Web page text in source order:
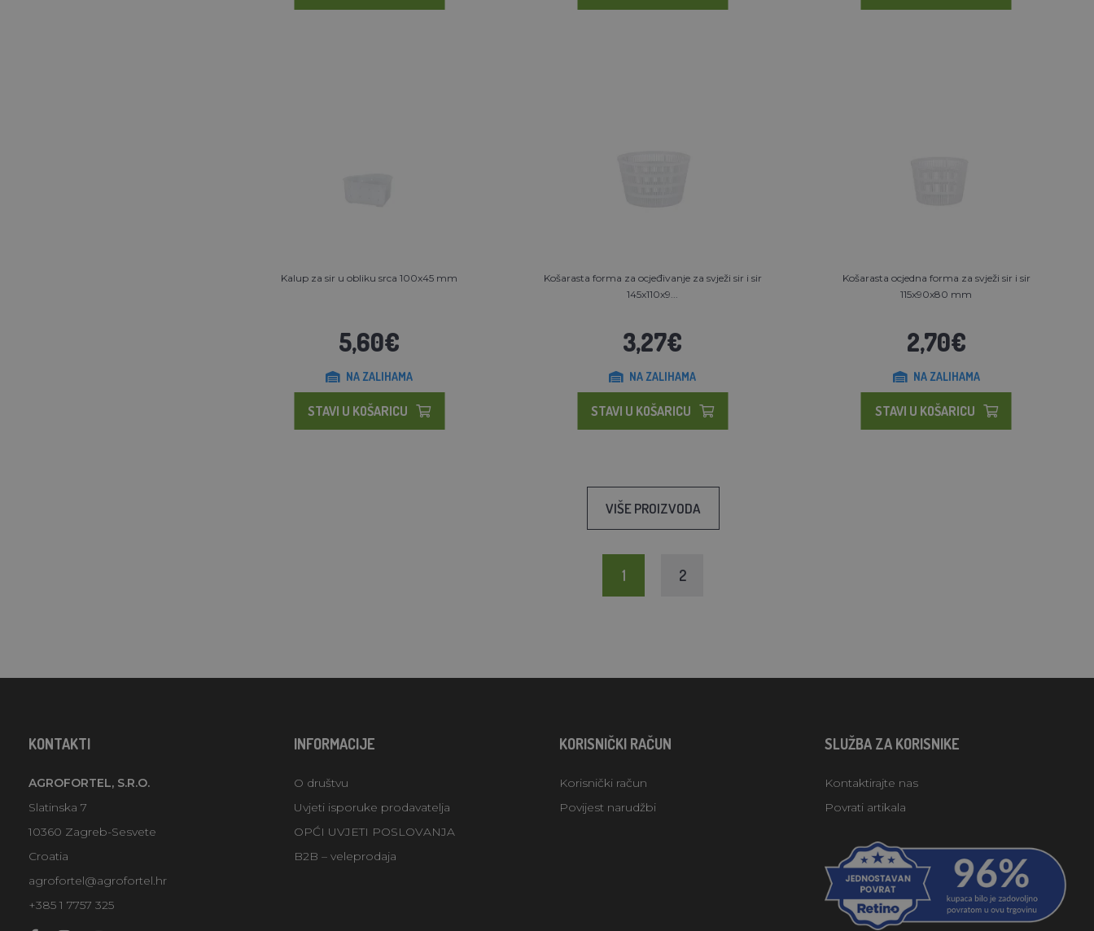
Kalup za sir u obliku srca 100x45 mm
5,60€
NA ZALIHAMA
STAVI U KOŠARICU
Košarasta forma za ocjeđivanje za svježi sir i sir
145x110x9...
3,27€
NA ZALIHAMA
STAVI U KOŠARICU
Košarasta ocjedna forma za svježi sir i sir
115x90x80 mm
2,70€
NA ZALIHAMA
STAVI U KOŠARICU
VIŠE PROIZVODA
1 2
KONTAKTI
AGROFORTEL, S.R.O.
Slatinska 7
10360 Zagreb-Sesvete
Croatia
agrofortel@agrofortel.hr
+385 1 7757 325
INFORMACIJE
O društvu
Uvjeti isporuke prodavatelja
OPĆI UVJETI POSLOVANJA
B2B – veleprodaja
KORISNIČKI RAČUN
Korisnički račun
Povijest narudžbi
SLUŽBA ZA KORISNIKE
Kontaktirajte nas
Povrati artikala